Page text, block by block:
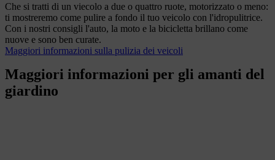
Che si tratti di un viecolo a due o quattro ruote, motorizzato o meno:
ti mostreremo come pulire a fondo il tuo veicolo con l'idropulitrice.
Con i nostri consigli l'auto, la moto e la bicicletta brillano come
nuove e sono ben curate.
Maggiori informazioni sulla pulizia dei veicoli
Maggiori informazioni per gli amanti del
giardino